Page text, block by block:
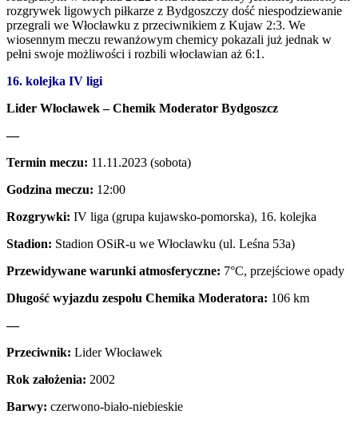
rozgrywek ligowych piłkarze z Bydgoszczy dość niespodziewanie
przegrali we Włocławku z przeciwnikiem z Kujaw 2:3. We
wiosennym meczu rewanżowym chemicy pokazali już jednak w
pełni swoje możliwości i rozbili włocławian aż 6:1.
16. kolejka IV ligi
Lider Włocławek – Chemik Moderator Bydgoszcz
—
Termin meczu: 11.11.2023 (sobota)
Godzina meczu: 12:00
Rozgrywki: IV liga (grupa kujawsko-pomorska), 16. kolejka
Stadion: Stadion OSiR-u we Włocławku (ul. Leśna 53a)
Przewidywane warunki atmosferyczne: 7°C, przejściowe opady
Długość wyjazdu zespołu Chemika Moderatora: 106 km
—
Przeciwnik: Lider Włocławek
Rok założenia: 2002
Barwy: czerwono-biało-niebieskie